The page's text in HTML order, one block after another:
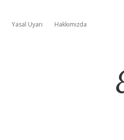
Yasal Uyarı Hakkımızda